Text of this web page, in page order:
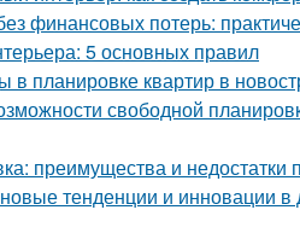
финансовых потерь:
5 основных правил
планировке квартир в
свободной
преимущества и недостатки
тенденции и инновации в